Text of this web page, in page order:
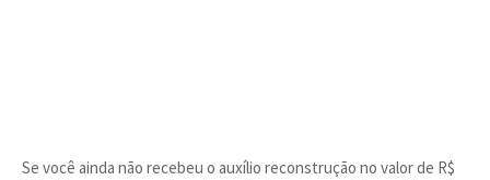
Se você ainda não recebeu o auxílio reconstrução no valor de R$